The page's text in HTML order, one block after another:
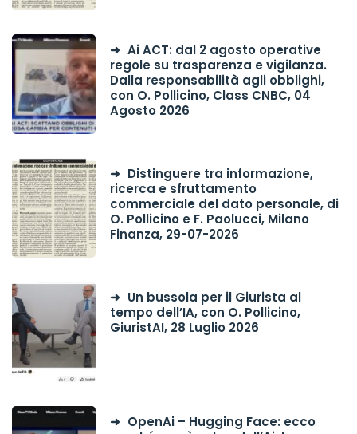
Ai ACT: dal 2 agosto operative
regole su trasparenza e vigilanza.
Dalla responsabilità agli obblighi,
con O. Pollicino, Class CNBC, 04
Agosto 2026
Distinguere tra informazione,
ricerca e sfruttamento
commerciale del dato personale, di
O. Pollicino e F. Paolucci, Milano
Finanza, 29-07-2026
Un bussola per il Giurista al
tempo dell’IA, con O. Pollicino,
GiuristAI, 28 Luglio 2026
OpenAi – Hugging Face: ecco